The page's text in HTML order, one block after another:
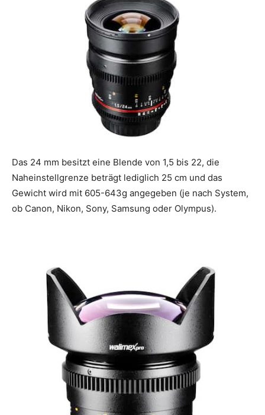
Das 24 mm besitzt eine Blende von 1,5 bis 22, die
Naheinstellgrenze beträgt lediglich 25 cm und das
Gewicht wird mit 605-643g angegeben (je nach System,
ob Canon, Nikon, Sony, Samsung oder Olympus).